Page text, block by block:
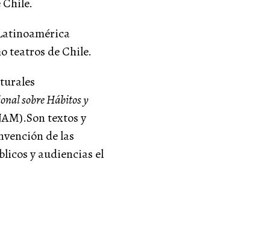
teatros de Chile.
sobre Hábitos y
textos y
de las
y audiencias el